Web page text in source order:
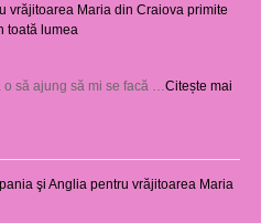
vrăjitoarea Maria din Craiova primite
toată lumea
să ajung să mi se facă … Citește mai
şi Anglia pentru vrăjitoarea Maria